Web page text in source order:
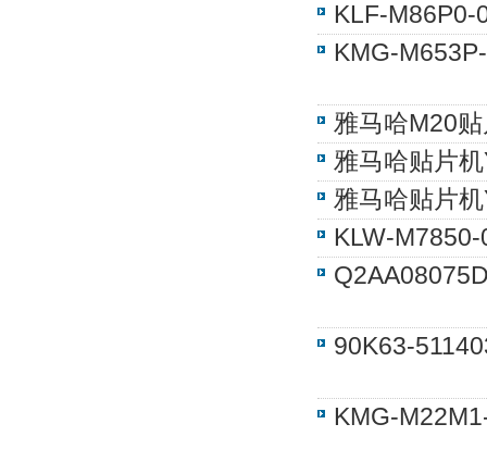
KLF-M86P0-
KMG-
雅马哈M20
雅马哈贴片
雅马哈贴片
KLW-
90K63-
KMG-